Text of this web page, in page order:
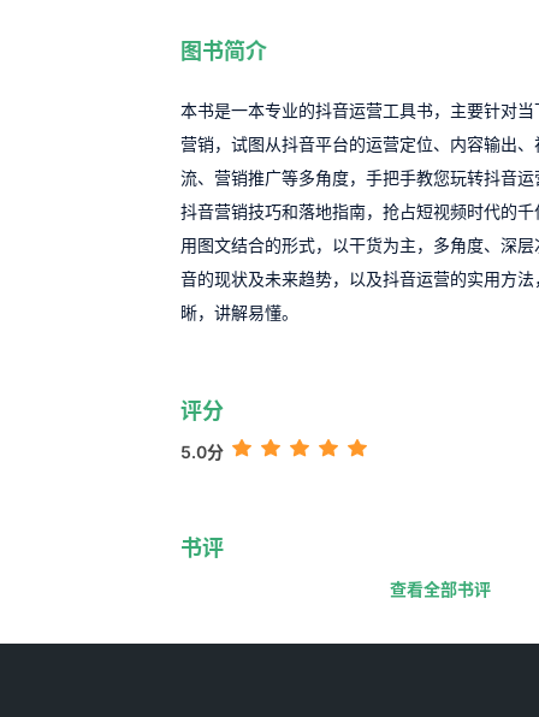
图书简介
本书是一本专业的抖音运营工具书，主要针对
营销，试图从抖音平台的运营定位、内容输出
流、营销推广等多角度，手把手教您玩转抖音
抖音营销技巧和落地指南，抢占短视频时代的
用图文结合的形式，以干货为主，多角度、深
音的现状及未来趋势，以及抖音运营的实用方
晰，讲解易懂。
评分
5.0分
书评
查看全部书评